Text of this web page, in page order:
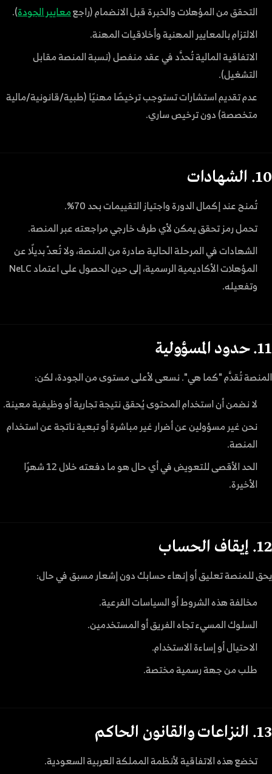
التحقق من المؤهلات والخبرة قبل الانضمام (راجعمعايير الجودة).
الالتزام بالمعايير المهنية وأخلاقيات المهنة.
الاتفاقية المالية تُحدَّد في عقد منفصل (نسبة المنصة مقابل
التشغيل).
عدم تقديم استشارات تستوجب ترخيصًا مهنيًا (طبية/قانونية/مالية
متخصصة) دون ترخيص ساري.
10. الشهادات
تُمنح عند إكمال الدورة واجتياز التقييمات بحد 70%.
تحمل رمز تحقق يمكن لأي طرف خارجي مراجعته عبر المنصة.
الشهادات في المرحلة الحالية صادرة من المنصة، ولا تُعدّ بديلًا عن
المؤهلات الأكاديمية الرسمية، إلى حين الحصول على اعتماد NeLC
وتفعيله.
11. حدود المسؤولية
المنصة تُقدَّم "كما هي". نسعى لأعلى مستوى من الجودة، لكن:
لا نضمن أن استخدام المحتوى يُحقق نتيجة تجارية أو وظيفية معينة.
نحن غير مسؤولين عن أضرار غير مباشرة أو تبعية ناتجة عن استخدام
المنصة.
الحد الأقصى للتعويض في أي حال هو ما دفعته خلال 12 شهرًا
الأخيرة.
12. إيقاف الحساب
يحق للمنصة تعليق أو إنهاء حسابك دون إشعار مسبق في حال:
مخالفة هذه الشروط أو السياسات الفرعية.
السلوك المسيء تجاه الفريق أو المستخدمين.
الاحتيال أو إساءة الاستخدام.
طلب من جهة رسمية مختصة.
13. النزاعات والقانون الحاكم
تخضع هذه الاتفاقية لأنظمة المملكة العربية السعودية.